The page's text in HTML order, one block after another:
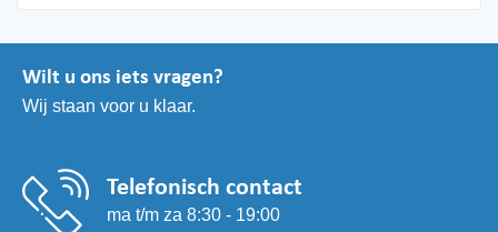
Wilt u ons iets vragen?
Wij staan voor u klaar.
Telefonisch contact
ma t/m za 8:30 - 19:00